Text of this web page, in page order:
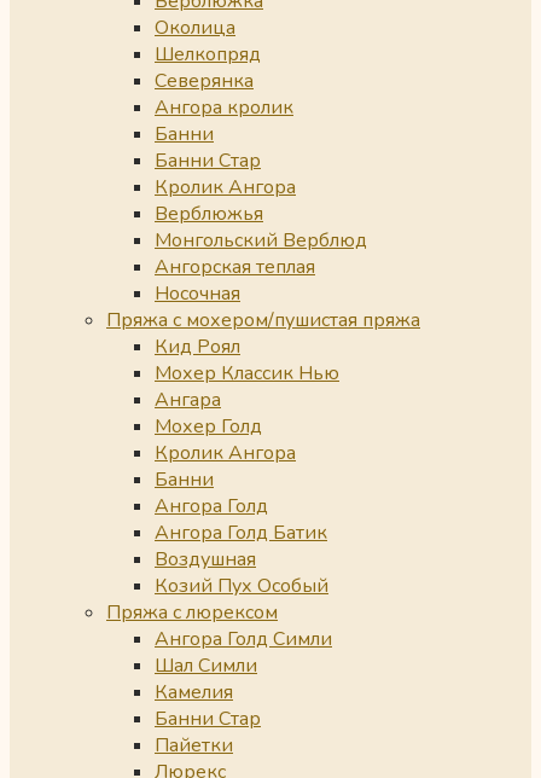
Околица
Шелкопряд
Северянка
Ангора кролик
Банни
Банни Стар
Кролик Ангора
Верблюжья
Монгольский Верблюд
Ангорская теплая
Носочная
Пряжа с мохером/пушистая пряжа
Кид Роял
Мохер Классик Нью
Ангара
Мохер Голд
Кролик Ангора
Банни
Ангора Голд
Ангора Голд Батик
Воздушная
Козий Пух Особый
Пряжа с люрексом
Ангора Голд Симли
Шал Симли
Камелия
Банни Стар
Пайетки
Люрекс